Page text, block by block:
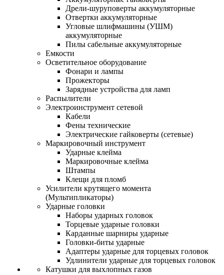
Дрели-шуруповерты аккумуляторные
Отвертки аккумуляторные
Угловые шлифмашины (УШМ)
аккумуляторные
Пилы сабельные аккумуляторные
Емкости
Осветительное оборудование
Фонари и лампы
Прожекторы
Зарядные устройства для ламп
Распылители
Электроинструмент сетевой
Кабели
Фены технические
Электрические гайковерты (сетевые)
Маркировочный инструмент
Ударные клейма
Маркировочные клейма
Штампы
Клещи для пломб
Усилители крутящего момента
(Мультипликаторы)
Ударные головки
Наборы ударных головок
Торцевые ударные головки
Карданные шарниры ударные
Головки-биты ударные
Адаптеры ударные для торцевых головок
Удлинители ударные для торцевых головок
Катушки для выхлопных газов